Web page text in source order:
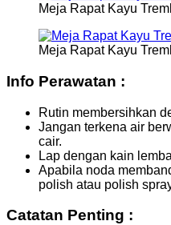
Meja Rapat Kayu
Meja Rapat Kayu
Info Perawatan :
Rutin membersihkan
Jangan terkena air
cair.
Lap dengan kain
Apabila noda
polish atau polish
Catatan Penting :